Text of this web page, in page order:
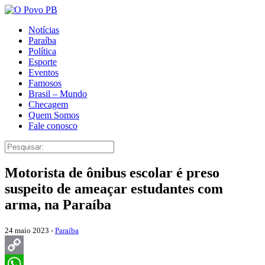
Notícias
Paraíba
Política
Esporte
Eventos
Famosos
Brasil – Mundo
Checagem
Quem Somos
Fale conosco
Motorista de ônibus escolar é preso
suspeito de ameaçar estudantes com
arma, na Paraíba
24 maio 2023 - Paraíba